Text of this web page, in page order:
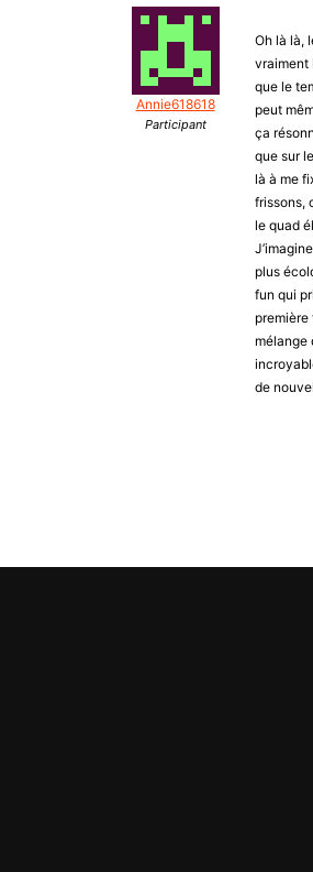
Annie618618
Participant
Oh là là,
vraiment
que le
peut
ça
que sur
là à me
frissons,
le quad
plus
fun qui
première
mélange
de